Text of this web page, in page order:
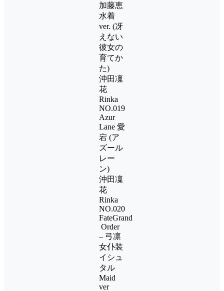
加藤恵
水着
ver. (冴
えない
彼女の
育てか
た)
沖田凜
花
Rinka
NO.019
Azur
Lane 愛
宕 (ア
ズール
レー
ン)
沖田凜
花
Rinka
NO.020
FateGrand
Order
– 弓凛
女仆装
イシュ
タル
Maid
ver